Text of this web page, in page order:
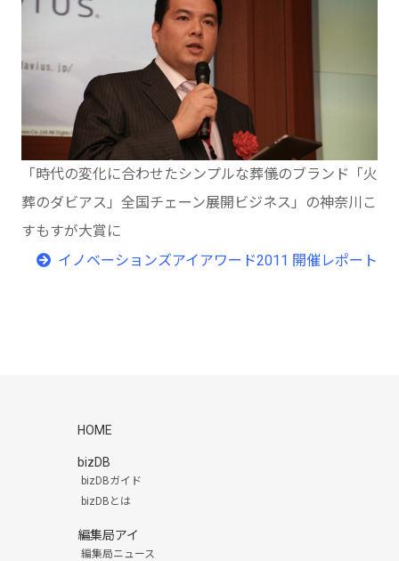
「時代の変化に合わせたシンプルな葬儀のブランド「火
葬のダビアス」全国チェーン展開ビジネス」の神奈川こ
すもすが大賞に
イノベーションズアイアワード2011 開催レポート
HOME
bizDB
bizDBガイド
bizDBとは
編集局アイ
編集局ニュース